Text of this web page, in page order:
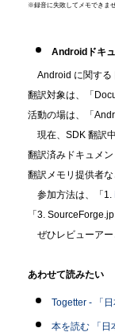
※録音に失敗してメモできま
Androidドキ
Android に関する
翻訳対象は、「
活動の場は、「
現在、SDK 翻訳
翻訳済みドキュメ
翻訳メモリ提供者な
参加方法は、「1.
「3.
ぜひレビューアー
あわせて読みたい
Togetter - 「
本を読む 「日